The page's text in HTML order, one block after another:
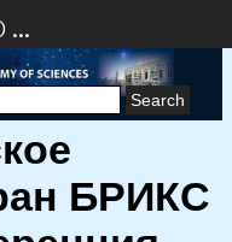
БРИКС